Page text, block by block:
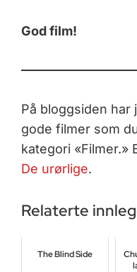
God film!
På bloggsiden har
gode filmer som
kategori «Filmer.»
De urørlige.
Relaterte
The Blind Side